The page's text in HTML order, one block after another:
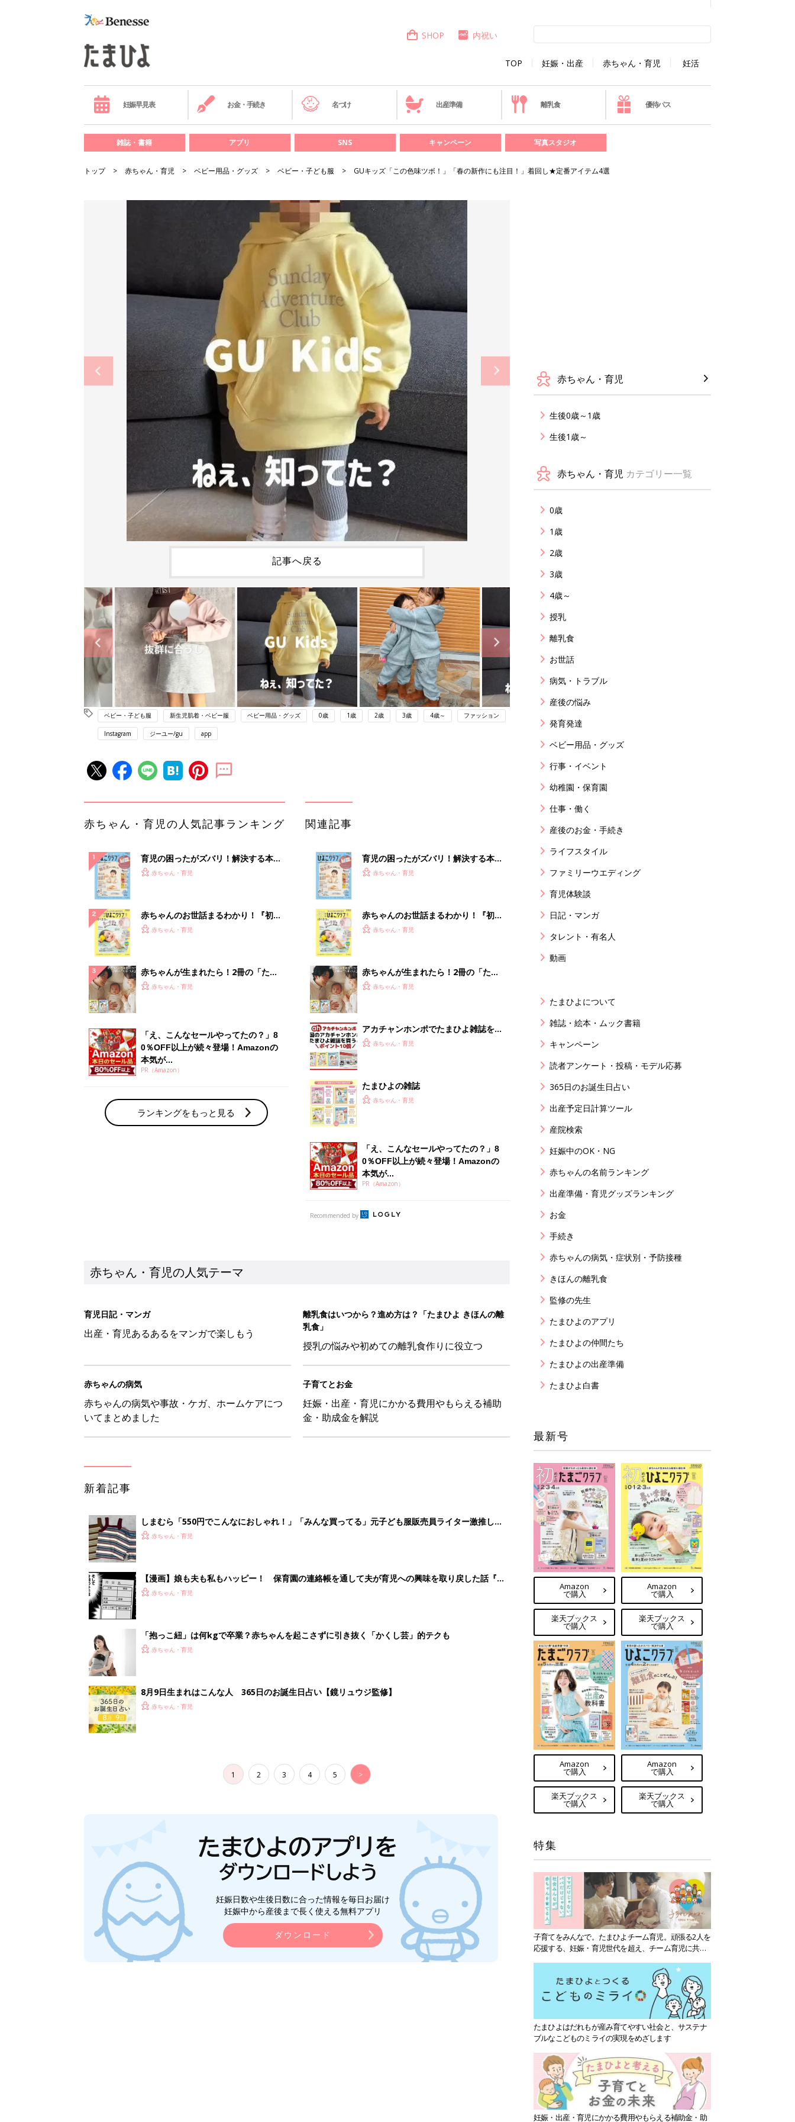
TOP 妊娠・出産 赤ちゃん・育児 妊活
SHOP 内祝い
妊娠早見表 お金・手続き 名づけ 出産準備 離乳食 優待パス
雑誌・書籍 アプリ SNS キャンペーン 写真スタジオ
トップ 赤ちゃん・育児 ベビー用品・グッズ ベビー・子ども服 GUキッズ「この色味ツボ！」「春の新作にも注目！」着回し★定番アイテム4選
記事へ戻る
ベビー・子ども服 新生児肌着・ベビー服 ベビー用品・グッズ 0歳 1歳 2歳 3歳 4歳～ ファッション
Instagram ジーユー/gu app
赤ちゃん・育児の人気記事ランキング
育児の困ったがズバリ！解決する本
『ひよこクラブ 秋号』 4カ月～2才
赤ちゃん・育児
赤ちゃんのお世話まるわかり！『初め
てのひよこクラブ 夏号』〈巻頭大特
解決テク
赤ちゃん・育児
赤ちゃんが生まれたら！2冊の「たま
ひよ」
赤ちゃん・育児
「え、こんなセールやってたの？」8
0％OFF以上が続々登場！Amazonの
本気が...
PR（Amazon）
ランキングをもっと見る
関連記事
育児の困ったがズバリ！解決する本
『ひよこクラブ 秋号』 4カ月～2才
赤ちゃん・育児
赤ちゃんのお世話まるわかり！『初め
てのひよこクラブ 夏号』〈巻頭大特
解決テク
赤ちゃん・育児
赤ちゃんが生まれたら！2冊の「たま
ひよ」
赤ちゃん・育児
アカチャンホンポでたまひよ雑誌を買
うとポイント10倍【期間限定】
赤ちゃん・育児
たまひよの雑誌
赤ちゃん・育児
「え、こんなセールやってたの？」8
0％OFF以上が続々登場！Amazonの
本気が...
PR（Amazon）
Recommended by
赤ちゃん・育児の人気テーマ
育児日記・マンガ
出産・育児あるあるをマンガで楽しもう
離乳食はいつから？進め方は？「たまひよ きほんの離
乳食」
授乳の悩みや初めての離乳食作りに役立つ
赤ちゃんの病気
赤ちゃんの病気や事故・ケガ、ホームケアにつ
いてまとめました
子育てとお金
妊娠・出産・育児にかかる費用やもらえる補助
金・助成金を解説
新着記事
しまむら「550円でこんなにおしゃれ！」「みんな買ってる」元子ども服販売員ライター激推し★
夏のバズりトップス4選
赤ちゃん・育児
【漫画】娘も夫も私もハッピー！ 保育園の連絡帳を通して夫が育児への興味を取り戻した話『ふ
うふう子育て ＃92』
赤ちゃん・育児
「抱っこ紐」は何kgで卒業？赤ちゃんを起こさずに引き抜く「かくし芸」的テクも
赤ちゃん・育児
8月9日生まれはこんな人 365日のお誕生日占い【鏡リュウジ監修】
赤ちゃん・育児
1 2 3 4 5 >
妊娠日数や生後日数に合った情報を毎日お届け
妊娠中から産後まで長く使える無料アプリ
ダウンロード
赤ちゃん・育児
生後0歳～1歳
生後1歳～
赤ちゃん・育児 カテゴリー一覧
0歳
1歳
2歳
3歳
4歳～
授乳
離乳食
お世話
病気・トラブル
産後の悩み
発育発達
ベビー用品・グッズ
行事・イベント
幼稚園・保育園
仕事・働く
産後のお金・手続き
ライフスタイル
ファミリーウエディング
育児体験談
日記・マンガ
タレント・有名人
動画
たまひよについて
雑誌・絵本・ムック書籍
キャンペーン
読者アンケート・投稿・モデル応募
365日のお誕生日占い
出産予定日計算ツール
産院検索
妊娠中のOK・NG
赤ちゃんの名前ランキング
出産準備・育児グッズランキング
お金
手続き
赤ちゃんの病気・症状別・予防接種
きほんの離乳食
監修の先生
たまひよのアプリ
たまひよの仲間たち
たまひよの出産準備
たまひよ白書
最新号
Amazon
で購入
楽天ブックス
で購入
Amazon
で購入
楽天ブックス
で購入
Amazon
で購入
楽天ブックス
で購入
Amazon
で購入
楽天ブックス
で購入
特集
子育てをみんなで。たまひよチーム育児。頑張る2人を
応援する、妊娠・育児世代を超え、チーム育児に共感
たまひよはだれもが産み育てやすい社会と、サステナ
ブルなこどものミライの実現をめざします
妊娠・出産・育児にかかる費用やもらえる補助金・助